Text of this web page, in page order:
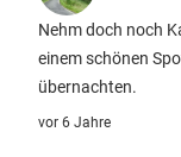
Nehm doch noch
einem schönen
übernachten.
vor 6 Jahre